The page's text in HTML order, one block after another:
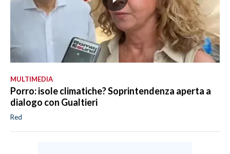
MULTIMEDIA
Porro: isole climatiche? Soprintendenza aperta a
dialogo con Gualtieri
Red